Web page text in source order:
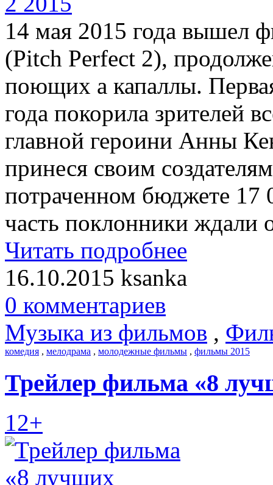
14 мая 2015 года вышел
(Pitch Perfect 2),
поющих а капаллы.
года покорила зрителей
главной героини Анны
принеся своим
потраченном бюджете
часть поклонники ждали
Читать подробнее
16.10.2015 ksanka
0 комментариев
Музыка из фильмов ,
комедия , мелодрама , молодежные фильмы , фильмы 2015
Трейлер фильма «8
12+